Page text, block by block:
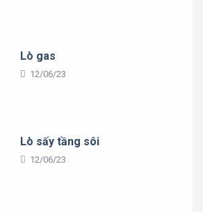
Lò gas
12/06/23
Lò sấy tầng sôi
12/06/23